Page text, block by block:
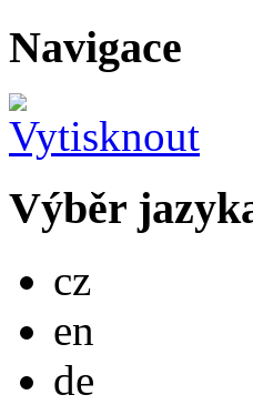
Navigace
Výběr
cz
en
de